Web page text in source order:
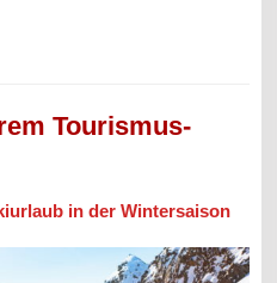
Tourismus-
in der Wintersaison